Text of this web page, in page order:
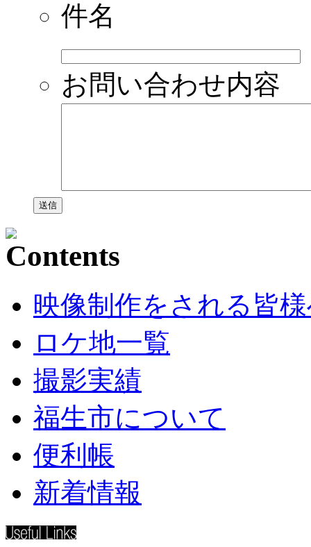
件名
お問い合わせ内容
映像制作をされる皆
ロケ地一覧
撮影実績
福生市について
便利帳
新着情報